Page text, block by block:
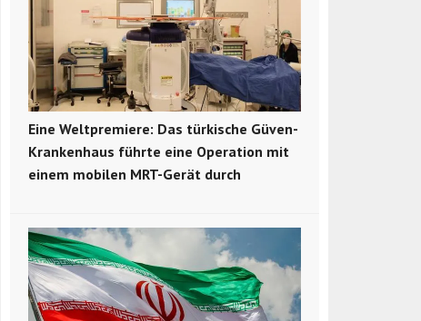
Eine Weltpremiere: Das türkische Güven-
Krankenhaus führte eine Operation mit
einem mobilen MRT-Gerät durch